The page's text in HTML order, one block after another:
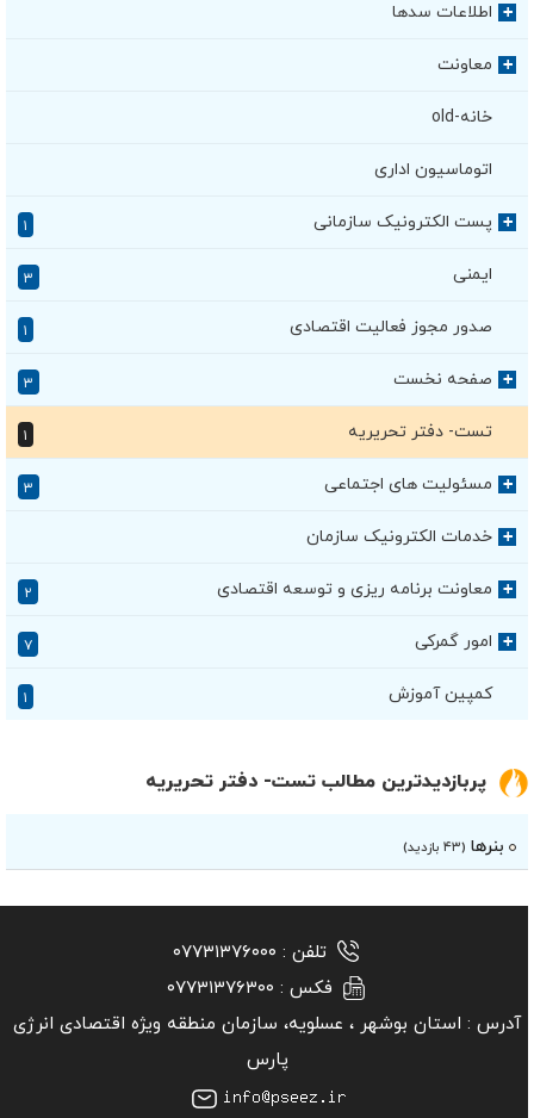
+ اطلاعات سدها
+ معاونت
خانه-old
اتوماسیون اداری
+ پست الکترونیک سازمانی
ایمنی ۳
صدور مجوز فعالیت اقتصادی
+ صفحه نخست ۳
تست- دفتر تحریریه
+ مسئولیت های اجتماعی ۳
+ خدمات الکترونیک سازمان
+ معاونت برنامه ریزی و توسعه اقتصادی ۲
+ امور گمرکی ۷
کمپین آموزش
پربازدیدترین مطالب تست- دفتر تحریریه
بنرها (۴۳ بازدید)
تلفن : ۰۷۷۳۱۳۷۶۰۰۰
فکس : ۰۷۷۳۱۳۷۶۳۰۰
آدرس : استان بوشهر ‏، عسلویه، سازمان منطقه ویژه اقتصادی انرژی
پارس